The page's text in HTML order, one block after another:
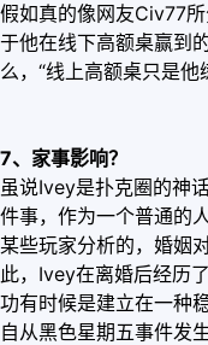
假如真的像网友Civ77
于他在线下高额桌赢到
么，“线上高额桌只是他
7、家事影响？
虽说Ivey是扑克圈的神
件事，作为一个普通的
某些玩家分析的，婚姻
此，Ivey在离婚后经历
功有时候是建立在一种
自从黑色星期五事件发